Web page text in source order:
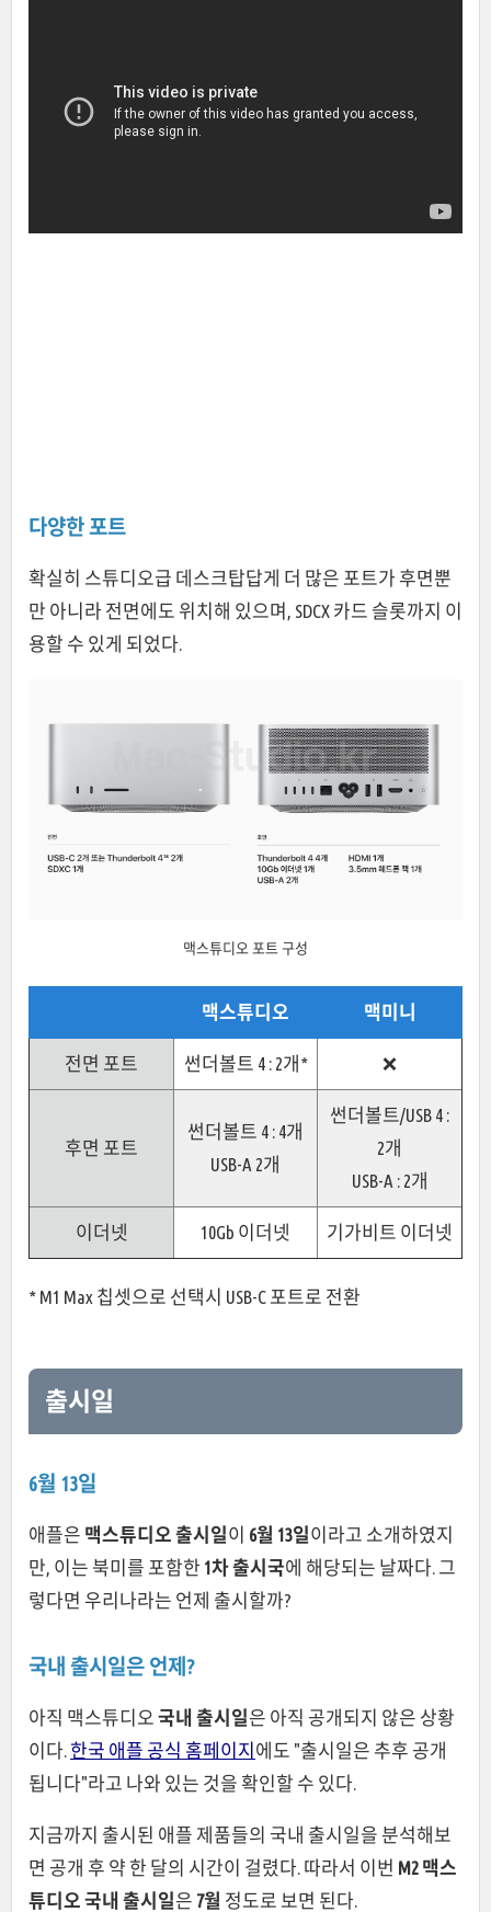
다양한 포트
확실히 스튜디오급 데스크탑답게 더 많은 포트가 후면뿐
만 아니라 전면에도 위치해 있으며, SDCX 카드 슬롯까지 이
용할 수 있게 되었다.
맥스튜디오 포트 구성
맥스튜디오 맥미니
전면 포트 썬더볼트 4 : 2개* ❌
후면 포트
썬더볼트 4 : 4개
USB-A 2개
썬더볼트/USB 4 :
2개
USB-A : 2개
이더넷 10Gb 이더넷 기가비트 이더넷
* M1 Max 칩셋으로 선택시 USB-C 포트로 전환
출시일
6월 13일
애플은 맥스튜디오 출시일이 6월 13일이라고 소개하였지
만, 이는 북미를 포함한 1차 출시국에 해당되는 날짜다. 그
렇다면 우리나라는 언제 출시할까?
국내 출시일은 언제?
아직 맥스튜디오 국내 출시일은 아직 공개되지 않은 상황
이다. 한국 애플 공식 홈페이지 에도 "출시일은 추후 공개
됩니다"라고 나와 있는 것을 확인할 수 있다.
지금까지 출시된 애플 제품들의 국내 출시일을 분석해보
면 공개 후 약 한 달의 시간이 걸렸다. 따라서 이번 M2 맥스
튜디오 국내 출시일은 7월 정도로 보면 된다.